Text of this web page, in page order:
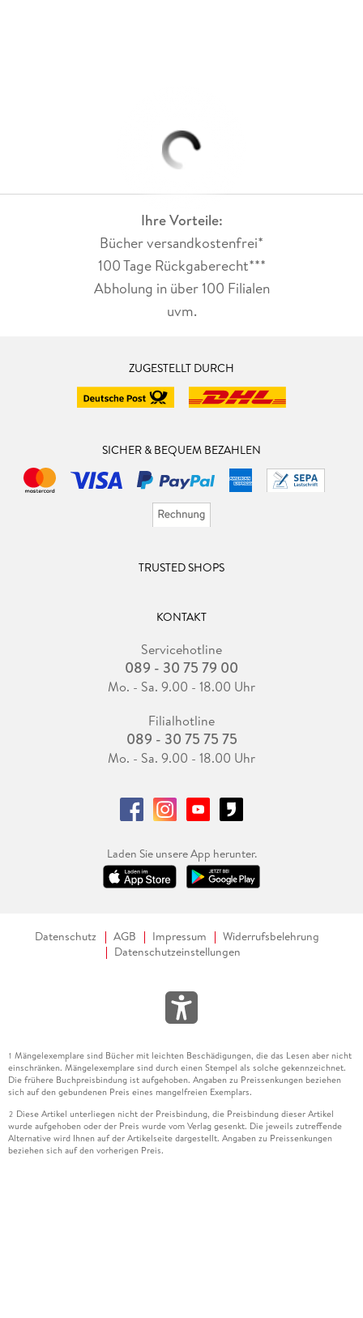
Ihre Vorteile:
Bücher versandkostenfrei*
100 Tage Rückgaberecht***
Abholung in über 100 Filialen
uvm.
ZUGESTELLT DURCH
SICHER & BEQUEM BEZAHLEN
TRUSTED SHOPS
KONTAKT
Servicehotline
089 - 30 75 79 00
Mo. - Sa. 9.00 - 18.00 Uhr
Filialhotline
089 - 30 75 75 75
Mo. - Sa. 9.00 - 18.00 Uhr
Laden Sie unsere App herunter.
Datenschutz AGB Impressum
Widerrufsbelehrung
Datenschutzeinstellungen
1 Mängelexemplare sind Bücher mit leichten Beschädigungen, die das Lesen aber nicht
einschränken. Mängelexemplare sind durch einen Stempel als solche gekennzeichnet.
Die frühere Buchpreisbindung ist aufgehoben. Angaben zu Preissenkungen beziehen
sich auf den gebundenen Preis eines mangelfreien Exemplars.
2 Diese Artikel unterliegen nicht der Preisbindung, die Preisbindung dieser Artikel
wurde aufgehoben oder der Preis wurde vom Verlag gesenkt. Die jeweils zutreffende
Alternative wird Ihnen auf der Artikelseite dargestellt. Angaben zu Preissenkungen
beziehen sich auf den vorherigen Preis.